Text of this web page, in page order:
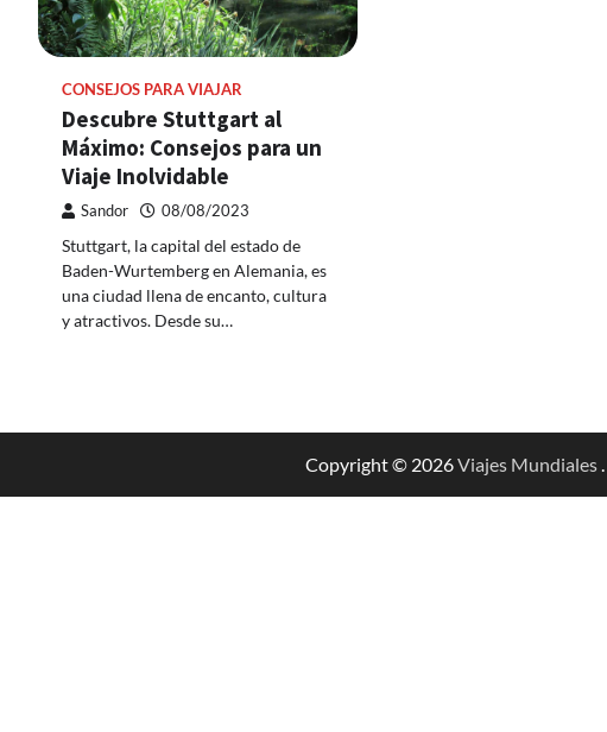
CONSEJOS PARA VIAJAR
Descubre Stuttgart al
Máximo: Consejos para un
Viaje Inolvidable
Sandor 08/08/2023
Stuttgart, la capital del estado de
Baden-Wurtemberg en Alemania, es
una ciudad llena de encanto, cultura
y atractivos. Desde su…
Copyright © 2026Viajes Mundiales.